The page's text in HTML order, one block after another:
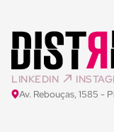
LINKEDIN
Av. Rebouças, 1585 -